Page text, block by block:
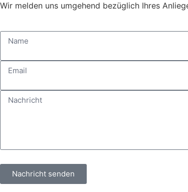
Wir melden uns umgehend bezüglich Ihres
Name
Email
Nachricht
Nachricht senden